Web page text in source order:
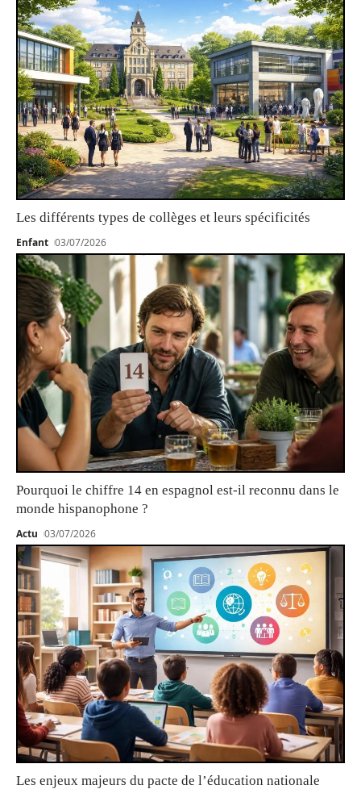
Les différents types de collèges et leurs spécificités
Enfant 03/07/2026
Pourquoi le chiffre 14 en espagnol est-il reconnu dans le
monde hispanophone ?
Actu 03/07/2026
Les enjeux majeurs du pacte de l’éducation nationale